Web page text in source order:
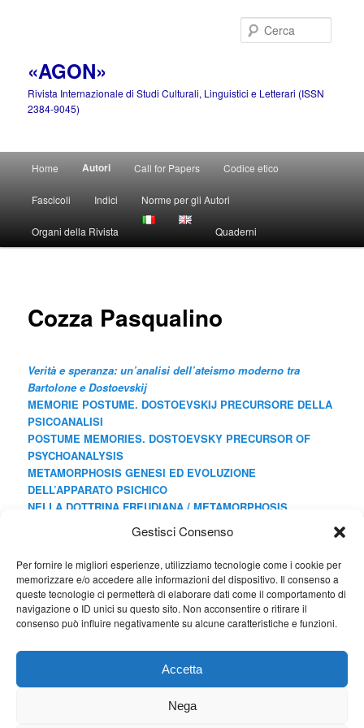
Gestisci Consenso
Per fornire le migliori esperienze, utilizziamo tecnologie come i cookie per
memorizzare e/o accedere alle informazioni del dispositivo. Il consenso a
queste tecnologie ci permetterà di elaborare dati come il comportamento di
navigazione o ID unici su questo sito. Non acconsentire o ritirare il
consenso può influire negativamente su alcune caratteristiche e funzioni.
Accetta
Nega
«AGON»
Rivista Internazionale di Studi Culturali, Linguistici e Letterari (ISSN
2384-9045)
principale
Home Autori Call for Papers Codice etico
Fascicoli Indici Norme per gli Autori
Organi della Rivista Quaderni
Cozza Pasqualino
Verità e speranza: un’analisi dell’ateismo moderno tra
Bartolone e Dostoevskij
MEMORIE POSTUME. DOSTOEVSKIJ PRECURSORE DELLA
PSICOANALISI
POSTUME MEMORIES. DOSTOEVSKY PRECURSOR OF
PSYCHOANALYSIS
METAMORPHOSIS GENESI ED EVOLUZIONE
DELL’APPARATO PSICHICO
NELLA DOTTRINA FREUDIANA /METAMORPHOSIS
IN THE FREUDIAN DOCTRINE
La melanconia di Leonardo [Leonardo’s Melancholy]